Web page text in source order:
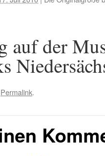
auf der
Permalink.